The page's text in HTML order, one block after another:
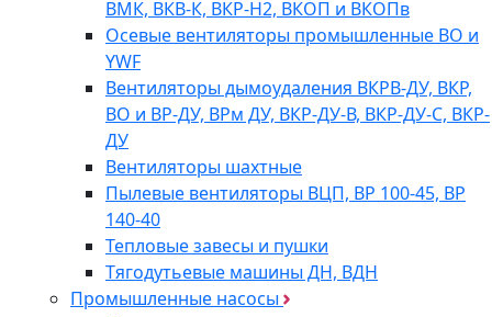
ВМК, ВКВ-К, ВКР-Н2, ВКОП и ВКОПв
Осевые вентиляторы промышленные ВО и
YWF
Вентиляторы дымоудаления ВКРВ-ДУ, ВКР,
ВО и ВР-ДУ, ВРм ДУ, ВКР-ДУ-В, ВКР-ДУ-С, ВКР-
ДУ
Вентиляторы шахтные
Пылевые вентиляторы ВЦП, ВР 100-45, ВР
140-40
Тепловые завесы и пушки
Тягодутьевые машины ДН, ВДН
Промышленные насосы